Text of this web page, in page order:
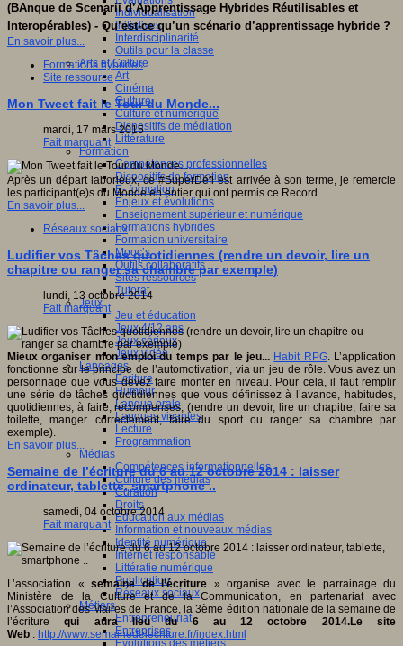
Individualisation
Initiatives
Interdisciplinarité
Outils pour la classe
Arts et Culture
Art
Cinéma
Culture
Culture et numérique
Dispositifs de médiation
Littérature
Formation
Compétences professionnelles
Dispositifs de formation
E- formation
Enjeux et évolutions
Enseignement supérieur et numérique
Formations hybrides
Formation universitaire
Mooc’s
Outils collaboratifs
Sites ressources
Tutorat
Jeux
Jeu et éducation
Jeux 4/12 ans
Jeux sérieux
Jeux vidéo
Langages
Ecriture
Humour
Langue orale
Langues vivantes
Lecture
Programmation
Médias
Compétences informationnelles
Culture des médias
Curation
Droits
Education aux médias
Information et nouveaux médias
Identité numérique
Internet responsable
Littératie numérique
Publication
Réseaux sociaux
Métiers
Entrepreneuriat
Entreprises
Evolutions des métiers
(BAnque de Scenarii d’Apprentissage Hybrides Réutilisables et
Interopérables) - Qu’est-ce qu’un scénario d’apprentissage hybride ?
En savoir plus...
Formations hybrides
Site ressource
Mon Tweet fait le Tour du Monde...
mardi, 17 mars 2015
Fait marquant
Après un départ laborieux, ce #SuperDéfi est arrivée à son terme, je remercie
les participant(e)s du Monde en entier qui ont permis ce Record.
En savoir plus...
Réseaux sociaux
Ludifier vos Tâches quotidiennes (rendre un devoir, lire un
chapitre ou ranger sa chambre par exemple)
lundi, 13 octobre 2014
Fait marquant
Mieux organiser mon emploi du temps par le jeu... Habit RPG. L’application
fonctionne sur le principe de l’automotivation, via un jeu de rôle. Vous avez un
personnage que vous devez faire monter en niveau. Pour cela, il faut remplir
une série de tâches quotidiennes que vous définissez à l’avance, habitudes,
quotidiennes, à faire, récompenses, (rendre un devoir, lire un chapitre, faire sa
toilette, manger correctement, faire du sport ou ranger sa chambre par
exemple).
En savoir plus...
Semaine de l’écriture du 6 au 12 octobre 2014 : laisser
ordinateur, tablette, smartphone ..
samedi, 04 octobre 2014
Fait marquant
L’association « semaine de l’écriture » organise avec le parrainage du
Ministère de la Culture et de la Communication, en partenariat avec
l’Association des Maires de France, la 3ème édition nationale de la semaine de
l’écriture qui aura lieu du 6 au 12 octobre 2014.Le site
Web : http://www.semainedelecriture.fr/index.html